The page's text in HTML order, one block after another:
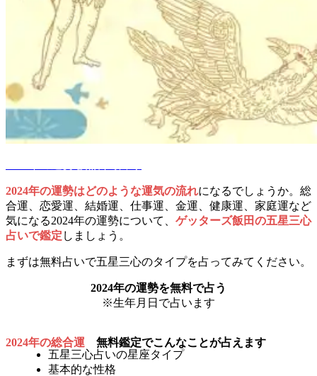
2024年の運勢はどのような運気の流れになるでしょうか。総
合運、恋愛運、結婚運、仕事運、金運、健康運、家庭運など
気になる2024年の運勢について、 ゲッターズ飯田の五星三心
占いで鑑定 しましょう。
まずは無料占いで五星三心のタイプを占ってみてください。
2024年の運勢を無料で占う
※生年月日で占います
2024年の総合運 無料鑑定でこんなことが占えます
五星三心占いの星座タイプ
基本的な性格